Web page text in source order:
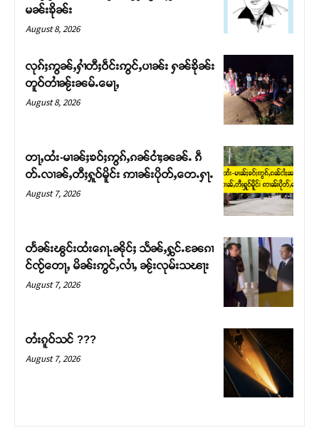
တႃႇႁႂ်ႈသဵင်ၵၢင်ၸႂ်ၵူၼ်းမိူင်း ၵူႈတီႈၵူႈလႅၼ်ပေႃးတေၸွ
တ်ႇ တူဝ်ႈလုမ်ႈၾႃႉၼၼ်ႉ ၶဝ်ႈႁူမ်ႈၵမ်ႉထႅမ် ၸုမ်းၶၢ
ဝ်ႇၽူႈတွႆႇႁွၵ်ႈ လႆႈယူႇၶႃႈဢေႃႈ။
မၼ်းၶိုၼ်း
August 8, 2026
လုၵ်ႈဢွၼ်ႇႁၢႆတီႈဝဵင်းဢွင်ႇပၢၼ်း ႁၼ်ၶိုၼ်း
တူဝ်တၢႆၼႂ်းၼမ်ႉမေႃႇ
August 8, 2026
တႃႇထႆး-မၢၼ်ႈၶဝ်ႈဢွၵ်ႇၵၼ်ငၢႆႈၼၼ်ႉ ၵဵ
တ်ႉလၢၼ်ႇတီႈႁူဝ်မိူင်း ဢၢၼ်းပိုတ်ႇတေႉႁႃႉ
August 7, 2026
တႅၼ်းၽွင်းထႆးၵေႃႉၼိုင်ႈ သႅၼ်ႇႁွင်ႉၼႄၵၢ
င်ၸႂ်တေႃႇ မိၼ်းဢွင်ႇလၢႆႇ ၼႂ်းလုမ်းသၽႃး
August 7, 2026
တႆးၵူဝ်သင် ???
August 7, 2026